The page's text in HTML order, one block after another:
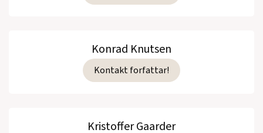
Konrad Knutsen
Kontakt forfattar!
Kristoffer Gaarder